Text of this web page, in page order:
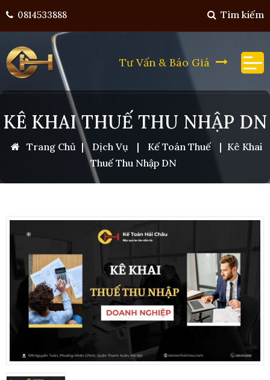
0814533888 Tìm kiếm
Tư Vấn & Báo Giá
KÊ KHAI THUẾ THU NHẬP DN
Trang Chủ | Dịch Vụ | Kế Toán Thuế | Kê Khai
Thuế Thu Nhập DN